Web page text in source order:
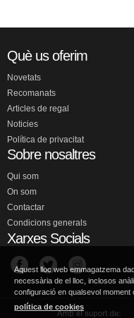
Què us oferim
Novetats
Recomanats
Articles de regal
Noticies
Política de privacitat
Sobre nosaltres
Qui som
On som
Contactar
Condicions generals
Xarxes Socials
Aquest lloc web emmagatzema
necessària de el lloc, inclosos
configuració en qualsevol
política de cookies